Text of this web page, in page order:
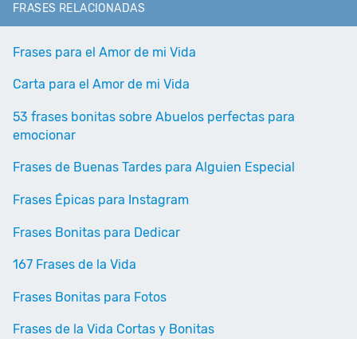
FRASES RELACIONADAS
Frases para el Amor de mi Vida
Carta para el Amor de mi Vida
53 frases bonitas sobre Abuelos perfectas para
emocionar
Frases de Buenas Tardes para Alguien Especial
Frases Épicas para Instagram
Frases Bonitas para Dedicar
167 Frases de la Vida
Frases Bonitas para Fotos
Frases de la Vida Cortas y Bonitas